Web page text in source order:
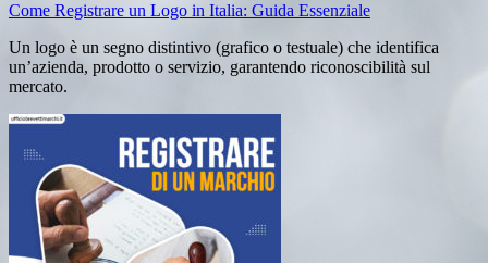
Come Registrare un Logo in Italia: Guida Essenziale
Un logo è un segno distintivo (grafico o testuale) che identifica
un’azienda, prodotto o servizio, garantendo riconoscibilità sul
mercato.